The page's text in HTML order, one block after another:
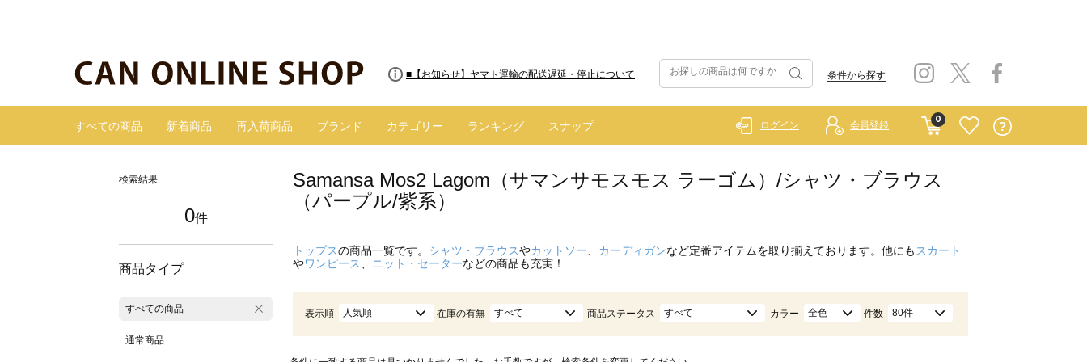
■【お知らせ】ヤマト運輸の配送遅延・停止について 条件から探す
すべての商品 新着商品 再入荷商品 ブランド カテゴリー ランキング スナップ
0
ログイン 会員登録
検索結果
0件
商品タイプ
すべての商品
通常商品
Samansa Mos2 Lagom（サマンサモスモス ラーゴム）/シャツ・ブラウス
（パープル/紫系）
トップスの商品一覧です。 シャツ・ブラウスやカットソー カーディガンなど定番アイテムを取り揃えております。他にも スカート
やワンピース ニット・セーターなどの商品も充実！
表示順 人気順 在庫の有無 すべて 商品ステータス すべて カラー 全色 件数 80件